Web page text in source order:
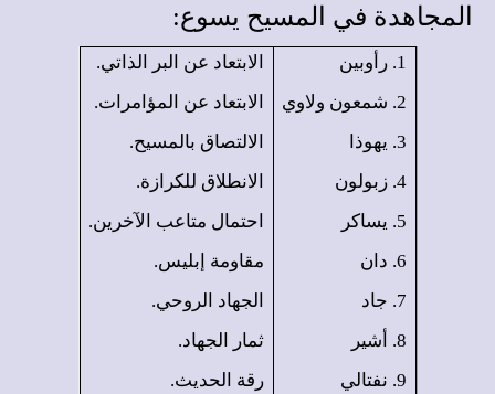
المجاهدة في المسيح يسوع:
1. رأوبين
الابتعاد عن البر الذاتي.
2. شمعون ولاوي
الابتعاد عن المؤامرات.
3. يهوذا
الالتصاق بالمسيح.
4. زبولون
الانطلاق للكرازة.
5. يساكر
احتمال متاعب الآخرين.
6. دان
مقاومة إبليس.
7. جاد
الجهاد الروحي.
8. أشير
ثمار الجهاد.
9. نفتالي
رقة الحديث.